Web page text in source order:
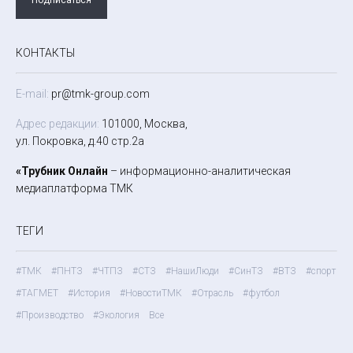
КОНТАКТЫ
E-mail: pr@tmk-group.com
Адрес редакции: 101000, Москва,
ул. Покровка, д.40 стр.2а
«Трубник Онлайн – информационно-аналитическая
медиаплатформа ТМК
ТЕГИ
#ТМК #ПНТЗ #ЧТПЗ #СТЗ #НашиЛюди #СинТЗ #ВТЗ
#спорт
#ТАГМЕТ
#История #НовостиТМК #Отрасль
#футбол
#Производство
#Экология Все